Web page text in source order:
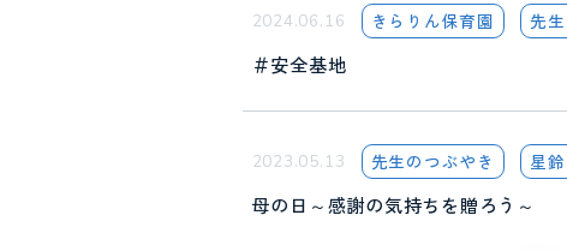
2024.06.16 きらりん保育園 先
＃安全基地
2023.05.13 先生のつぶやき 星
母の日～感謝の気持ちを贈ろう～